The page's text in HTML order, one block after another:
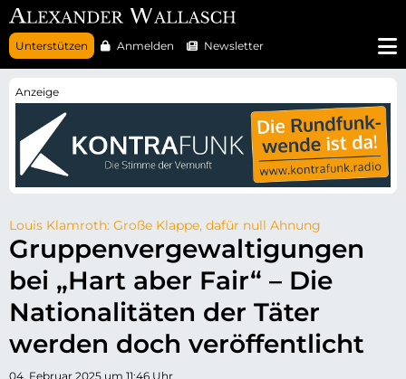
N
a
v
r
p
n
g
Unterstützen Anmelden Newsletter
Louis Klamroth: Große Klappe, dafür null Ahnung
Gruppenvergewaltigungen
bei „Hart aber Fair“ – Die
Nationalitäten der Täter
werden doch veröffentlicht
04. Februar 2025 um 11:46 Uhr